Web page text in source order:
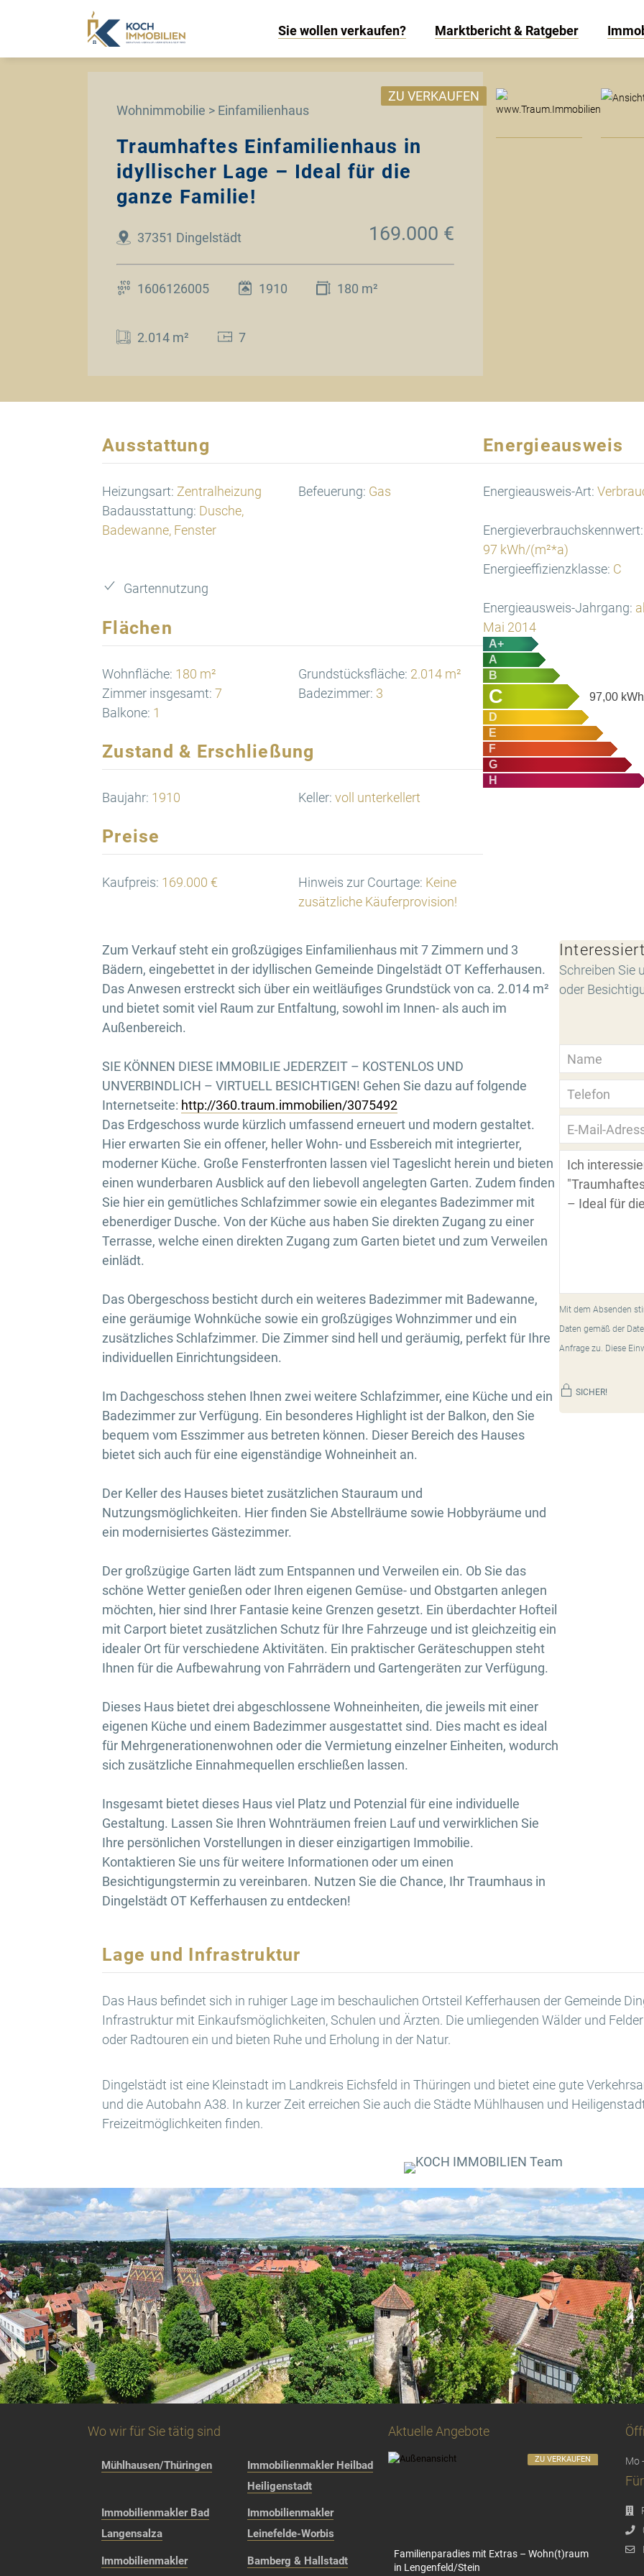
Sie wollen verkaufen? Marktbericht & Ratgeber
Wohnimmobilie > Einfamilienhaus
ZU VERKAUFEN
Traumhaftes Einfamilienhaus in
idyllischer Lage – Ideal für die
ganze Familie!
37351 Dingelstädt 169.000 €
1606126005 1910 180 m²
2.014 m² 7
Ausstattung
Heizungsart: Zentralheizung Befeuerung: Gas
Badausstattung: Dusche,
Badewanne, Fenster
Gartennutzung
Flächen
Wohnfläche: 180 m² Grundstücksfläche: 2.014 m²
Zimmer insgesamt: 7 Badezimmer: 3
Balkone: 1
Zustand & Erschließung
Baujahr: 1910 Keller: voll unterkellert
Preise
Kaufpreis: 169.000 € Hinweis zur Courtage: Keine
zusätzliche Käuferprovision!
Energieausweis
Energieausweis-Art:
Energieverbrauchskennwert:
97 kWh/(m²*a)
Energieeffizienzklasse: C
Energieausweis-Jahrgang:
Mai 2014
A+
A
B
C 97,00
D
E
F
G
H
Zum Verkauf steht ein großzügiges Einfamilienhaus mit 7 Zimmern und 3
Bädern, eingebettet in der idyllischen Gemeinde Dingelstädt OT Kefferhausen.
Das Anwesen erstreckt sich über ein weitläufiges Grundstück von ca. 2.014 m²
und bietet somit viel Raum zur Entfaltung, sowohl im Innen- als auch im
Außenbereich.
SIE KÖNNEN DIESE IMMOBILIE JEDERZEIT – KOSTENLOS UND
UNVERBINDLICH – VIRTUELL BESICHTIGEN! Gehen Sie dazu auf folgende
Internetseite: http://360.traum.immobilien/3075492
Das Erdgeschoss wurde kürzlich umfassend erneuert und modern gestaltet.
Hier erwarten Sie ein offener, heller Wohn- und Essbereich mit integrierter,
moderner Küche. Große Fensterfronten lassen viel Tageslicht herein und bieten
einen wunderbaren Ausblick auf den liebevoll angelegten Garten. Zudem finden
Sie hier ein gemütliches Schlafzimmer sowie ein elegantes Badezimmer mit
ebenerdiger Dusche. Von der Küche aus haben Sie direkten Zugang zu einer
Terrasse, welche einen direkten Zugang zum Garten bietet und zum Verweilen
einlädt.
Das Obergeschoss besticht durch ein weiteres Badezimmer mit Badewanne,
eine geräumige Wohnküche sowie ein großzügiges Wohnzimmer und ein
zusätzliches Schlafzimmer. Die Zimmer sind hell und geräumig, perfekt für Ihre
individuellen Einrichtungsideen.
Im Dachgeschoss stehen Ihnen zwei weitere Schlafzimmer, eine Küche und ein
Badezimmer zur Verfügung. Ein besonderes Highlight ist der Balkon, den Sie
bequem vom Esszimmer aus betreten können. Dieser Bereich des Hauses
bietet sich auch für eine eigenständige Wohneinheit an.
Der Keller des Hauses bietet zusätzlichen Stauraum und
Nutzungsmöglichkeiten. Hier finden Sie Abstellräume sowie Hobbyräume und
ein modernisiertes Gästezimmer.
Der großzügige Garten lädt zum Entspannen und Verweilen ein. Ob Sie das
schöne Wetter genießen oder Ihren eigenen Gemüse- und Obstgarten anlegen
möchten, hier sind Ihrer Fantasie keine Grenzen gesetzt. Ein überdachter Hofteil
mit Carport bietet zusätzlichen Schutz für Ihre Fahrzeuge und ist gleichzeitig ein
idealer Ort für verschiedene Aktivitäten. Ein praktischer Geräteschuppen steht
Ihnen für die Aufbewahrung von Fahrrädern und Gartengeräten zur Verfügung.
Dieses Haus bietet drei abgeschlossene Wohneinheiten, die jeweils mit einer
eigenen Küche und einem Badezimmer ausgestattet sind. Dies macht es ideal
für Mehrgenerationenwohnen oder die Vermietung einzelner Einheiten, wodurch
sich zusätzliche Einnahmequellen erschließen lassen.
Insgesamt bietet dieses Haus viel Platz und Potenzial für eine individuelle
Gestaltung. Lassen Sie Ihren Wohnträumen freien Lauf und verwirklichen Sie
Ihre persönlichen Vorstellungen in dieser einzigartigen Immobilie.
Kontaktieren Sie uns für weitere Informationen oder um einen
Besichtigungstermin zu vereinbaren. Nutzen Sie die Chance, Ihr Traumhaus in
Dingelstädt OT Kefferhausen zu entdecken!
Schreiben Sie
oder
Mit dem Absenden
Daten gemäß der
Anfrage zu. Diese
SICHER!
Lage und Infrastruktur
Das Haus befindet sich in ruhiger Lage im beschaulichen Ortsteil Kefferhausen der Gemeinde
Infrastruktur mit Einkaufsmöglichkeiten, Schulen und Ärzten. Die umliegenden Wälder und
oder Radtouren ein und bieten Ruhe und Erholung in der Natur.
Dingelstädt ist eine Kleinstadt im Landkreis Eichsfeld in Thüringen und bietet eine gute
und die Autobahn A38. In kurzer Zeit erreichen Sie auch die Städte Mühlhausen und
Freizeitmöglichkeiten finden.
Wo wir für Sie tätig sind
Mühlhausen/Thüringen
Immobilienmakler Heilbad
Heiligenstadt
Immobilienmakler Bad
Langensalza
Immobilienmakler
Leinefelde-Worbis
Immobilienmakler
Bamberg & Hallstadt
Aktuelle Angebote
Familienparadies mit Extras – Wohn(t)raum
in Lengenfeld/Stein
ZU VERKAUFEN Mo